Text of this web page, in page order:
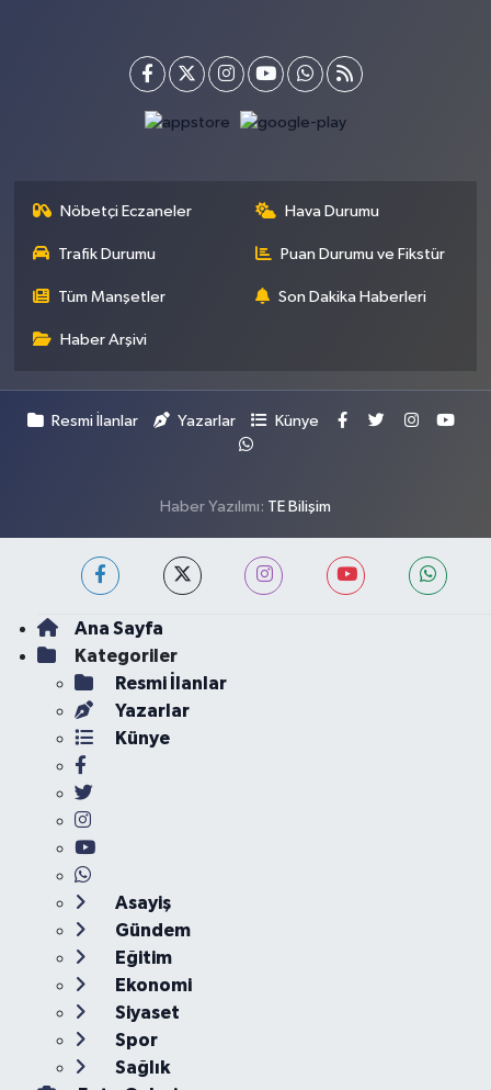
Nöbetçi Eczaneler Hava Durumu
Trafik Durumu Puan Durumu ve Fikstür
Tüm Manşetler Son Dakika Haberleri
Haber Arşivi
Resmi İlanlar Yazarlar Künye
Haber Yazılımı: TE Bilişim
Ana Sayfa
Kategoriler
Resmi İlanlar
Yazarlar
Künye
Asayiş
Gündem
Eğitim
Ekonomi
Siyaset
Spor
Sağlık